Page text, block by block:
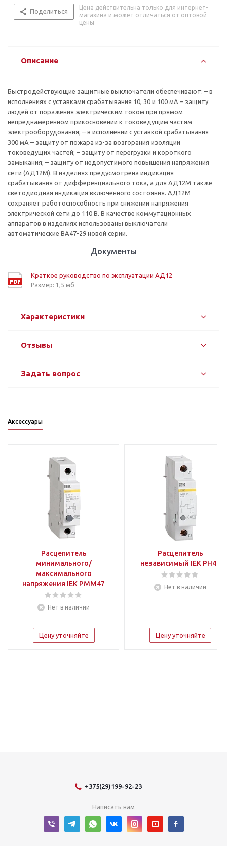
Поделиться
Цена действительна только для интернет-
магазина и может отличаться от оптовой
цены
Описание
Быстродействующие защитные выключатели обеспечивают: – в
исполнениях с уставками срабатывания 10, 30 и 100 мА – защиту
людей от поражения электрическим током при прямом
непреднамеренном прикосновении к токоведущим частям
электрооборудования; – в исполнении с уставкой срабатывания
300 мА – защиту от пожара из-за возгорания изоляции
токоведущих частей; – защиту от перегрузки и короткого
замыкания; – защиту от недопустимого повышения напряжения
сети (АД12М). В изделиях предусмотрена индикация
срабатывания от дифференциального тока, а для АД12М также
светодиодная индикация включенного состояния. АД12М
сохраняет работоспособность при снижении напряжения
электрической сети до 110 В. В качестве коммутационных
аппаратов в изделиях использованы выключатели
автоматические ВА47-29 новой серии.
Документы
Краткое руководство по эксплуатации АД12
Размер: 1,5 мб
Характеристики
Отзывы
Задать вопрос
Аксессуары
Расцепитель
минимального/
максимального
напряжения IEK РММ47
Нет в наличии
Цену уточняйте
Расцепитель
независимый IEK РН47
Нет в наличии
Цену уточняйте
+375(29)199-92-23
Написать нам